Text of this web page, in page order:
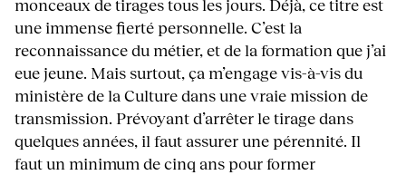
monceaux de tirages tous les jours. Déjà, ce titre est
une immense fierté personnelle. C’est la
reconnaissance du métier, et de la formation que j’ai
eue jeune. Mais surtout, ça m’engage vis-à-vis du
ministère de la Culture dans une vraie mission de
transmission. Prévoyant d’arrêter le tirage dans
quelques années, il faut assurer une pérennité. Il
faut un minimum de cinq ans pour former